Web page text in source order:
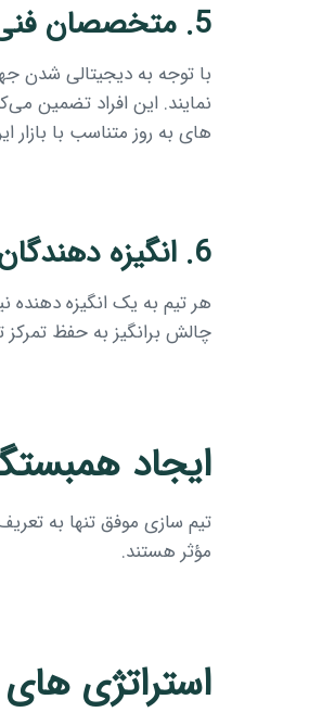
5. متخصصان فنی
با توجه به دیجیتالی شدن
نمایند. این افراد تضمین
های به روز متناسب با بازار
6. انگیزه دهندگان
هر تیم به یک انگیزه دهنده
چالش برانگیز به حفظ
ایجاد
تیم سازی موفق تنها به
مؤثر هستند.
استراتژی